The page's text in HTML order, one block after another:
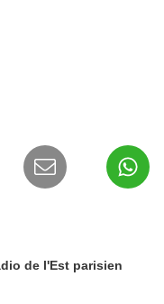
Radio de l'Est parisien